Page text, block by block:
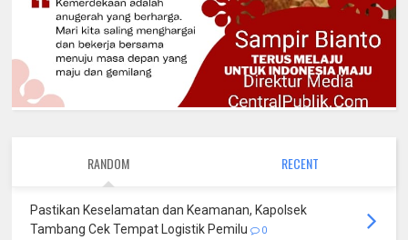
RANDOM RECENT
Pastikan Keselamatan dan Keamanan, Kapolsek
Tambang Cek Tempat Logistik Pemilu
0